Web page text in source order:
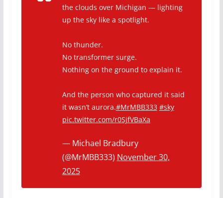
the clouds over Michigan — lighting
up the sky like a spotlight.
No thunder.
No transformer surge.
Nothing on the ground to explain it.
And the person who captured it said
it wasn’t aurora.#MrMBB333 #sky
pic.twitter.com/r0SjfVBaXa
— Michael Bradbury
(@MrMBB333) November 30,
2025